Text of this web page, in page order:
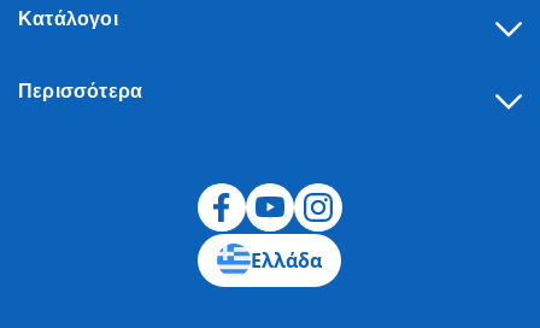
Κατάλογοι
Περισσότερα
Ελλάδα